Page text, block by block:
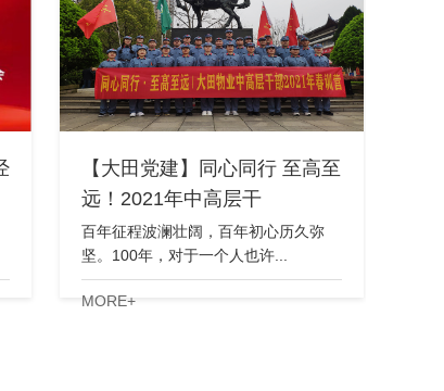
【大田党建】同心同行 至高至
远！2021年中高层干
百年征程波澜壮阔，百年初心历久弥
坚。100年，对于一个人也许...
MORE+